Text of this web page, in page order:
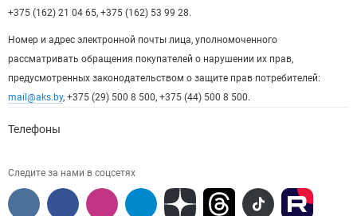
+375 (162) 21 04 65, +375 (162) 53 99 28.
Номер и адрес электронной почты лица, уполномоченного
рассматривать обращения покупателей о нарушении их прав,
предусмотренных законодательством о защите прав потребителей:
mail@aks.by, +375 (29) 500 8 500, +375 (44) 500 8 500.
Телефоны
Следите за нами в соцсетях